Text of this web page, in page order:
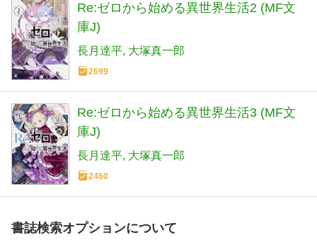
Re:ゼロから始める異世界生活2 (MF文
庫J)
長月達平 大塚真一郎
2699
Re:ゼロから始める異世界生活3 (MF文
庫J)
長月達平 大塚真一郎
2460
書誌検索オプションについて